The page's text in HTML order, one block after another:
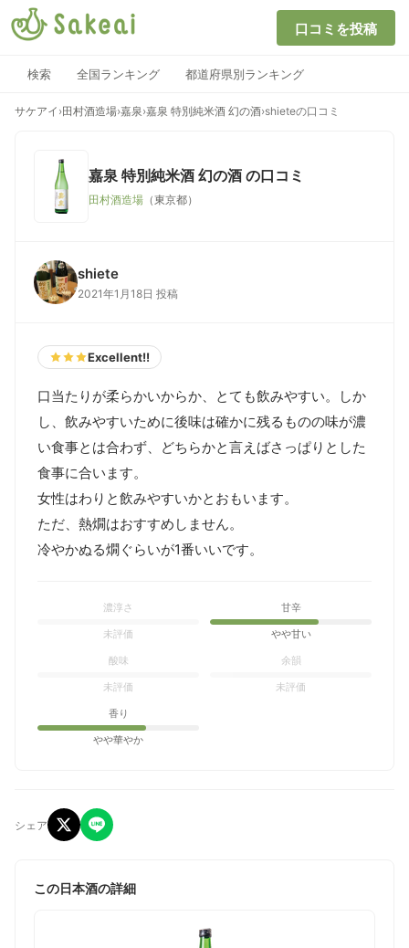
口コミを投稿
検索 全国ランキング 都道府県別ランキング
サケアイ ›田村酒造場›嘉泉›嘉泉 特別純米酒 幻の酒›shieteの口コミ
嘉泉 特別純米酒 幻の酒 の口コミ
田村酒造場 （東京都）
shiete
2021年1月18日 投稿
Excellent!!
口当たりが柔らかいからか、とても飲みやすい。しか
し、飲みやすいために後味は確かに残るものの味が濃
い食事とは合わず、どちらかと言えばさっぱりとした
食事に合います。
女性はわりと飲みやすいかとおもいます。
ただ、熱燗はおすすめしません。
冷やかぬる燗ぐらいが1番いいです。
濃淳さ
未評価
甘辛
やや甘い
酸味
未評価
余韻
未評価
香り
やや華やか
シェア
この日本酒の詳細